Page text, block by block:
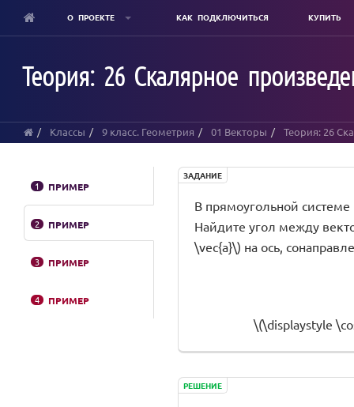
content
О ПРОЕКТЕ КАК ПОДКЛЮЧИТЬСЯ КУПИТЬ
Теория: 26 Скалярное
Классы 9 класс. Геометрия 01 Векторы Теория: 26
1 ПРИМЕР
2 ПРИМЕР
3 ПРИМЕР
4 ПРИМЕР
ЗАДАНИЕ
В прямоугольной
Найдите угол между
\vec{a}\) на ось,
\(\displaystyle
РЕШЕНИЕ